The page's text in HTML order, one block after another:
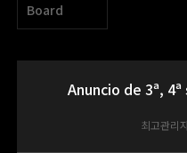
Board
Anuncio de 3ª,
최고관리